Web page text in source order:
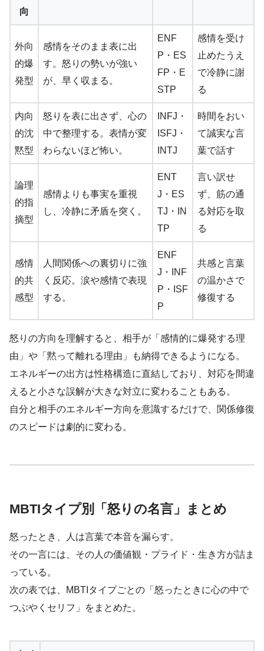
向
外向
的爆
発型
感情をそのまま表に出
す。怒りの勢いが強い
が、早く収まる。
ENF
P・ES
FP・E
STP
感情を受け
止めたうえ
で冷静に謝
る
内向
的沈
黙型
怒りを表に出さず、心の
中で整理する。表情が変
わらないほど怖い。
INFJ・
ISFJ・
INTJ
時間をおい
て誠実な言
葉で話す
論理
的指
摘型
感情よりも事実を重視
し、冷静に矛盾を突く。
ENT
J・ES
TJ・IN
TP
言い訳せ
ず、筋の通
る対応を取
る
感情
的共
感型
人間関係への裏切りに強
く反応。涙や感情で表現
する。
ENF
J・INF
P・ISF
P
共感と言葉
の温かさで
修復する
怒りの方向を理解すると、相手が「感情的に爆発する理
由」や「黙って離れる理由」も納得できるようになる。
エネルギーの出方は性格構造に直結しており、対応を間違
えると小さな誤解が大きな対立に変わることもある。
自分と相手のエネルギー方向を意識するだけで、関係修復
のスピードは劇的に変わる。
MBTIタイプ別「怒りの名言」まとめ
怒ったとき、人は言葉で本音を漏らす。
その一言には、その人の価値観・プライド・生き方が詰ま
っている。
次の表では、MBTIタイプごとの「怒ったときに心の中で
つぶやくセリフ」をまとめた。